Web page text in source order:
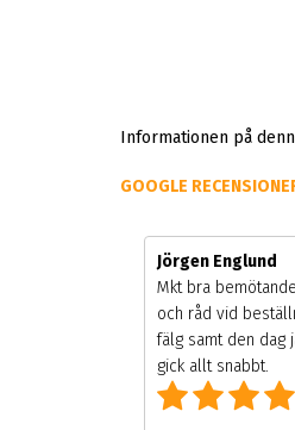
Informationen på
GOOGLE
Jörgen Englund
Mkt bra
och råd vid
fälg samt den dag
gick allt snabbt.